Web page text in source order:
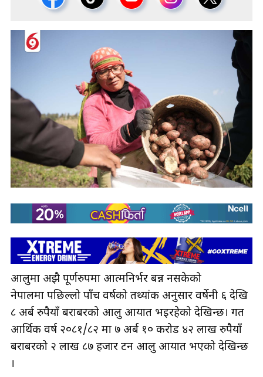
आलुमा अझै पूर्णरुपमा आत्मनिर्भर बन्न नसकेको
नेपालमा पछिल्लो पाँच वर्षको तथ्यांक अनुसार वर्षेनी ६ देखि
८ अर्ब रुपैयाँ बराबरको आलु आयात भइरहेको देखिन्छ। गत
आर्थिक वर्ष २०८१/८२ मा ७ अर्ब १० करोड ४२ लाख रुपैयाँ
बराबरको २ लाख ८७ हजार टन आलु आयात भएको देखिन्छ
।